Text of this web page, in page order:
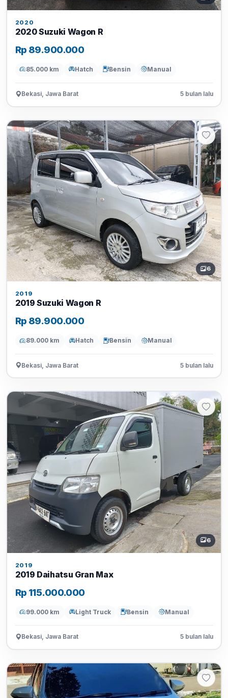
2020
2020 Suzuki Wagon R
Rp 89.900.000
85.000 km Hatch Bensin Manual
Bekasi, Jawa Barat 5 bulan lalu
6
2019
2019 Suzuki Wagon R
Rp 89.900.000
89.000 km Hatch Bensin Manual
Bekasi, Jawa Barat 5 bulan lalu
6
2019
2019 Daihatsu Gran Max
Rp 115.000.000
99.000 km Light Truck Bensin Manual
Bekasi, Jawa Barat 5 bulan lalu